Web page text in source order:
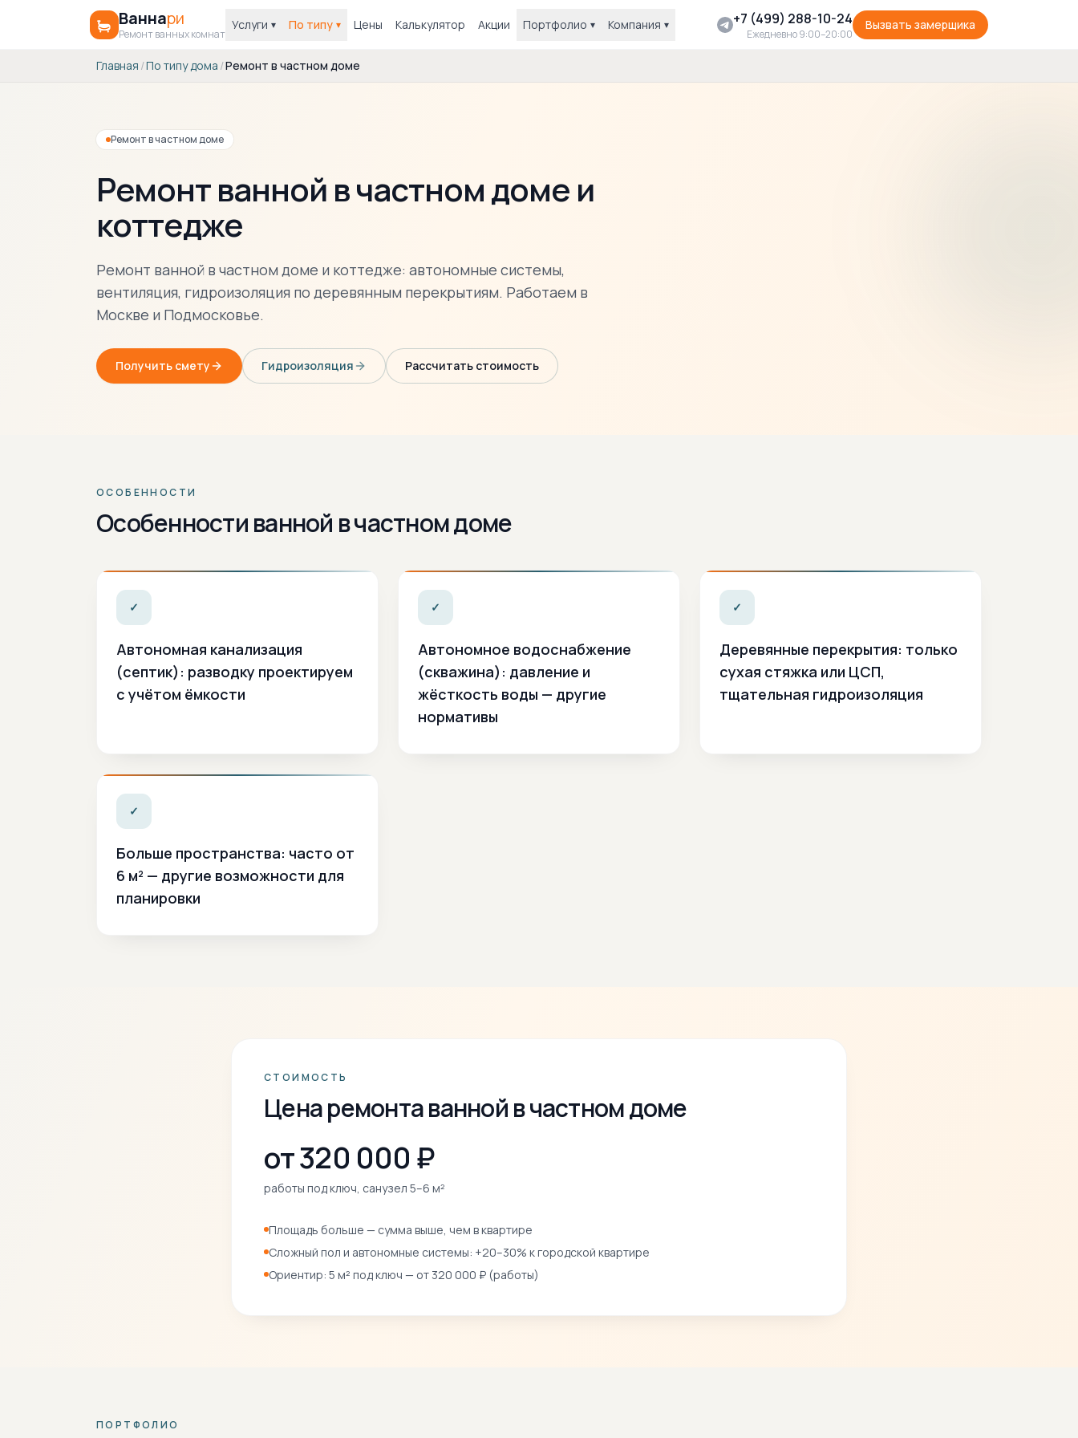
Ваннари
Ремонт ванных комнат
Услуги ▾ По типу ▾ Цены Калькулятор Акции Портфолио ▾ Компания ▾ +7 (499) 288-10-24
Ежедневно 9:00–20:00
Вызвать замерщика
Главная /По типу дома /Ремонт в частном доме
Ремонт в частном доме
Ремонт ванной в частном доме и
коттедже
Ремонт ванной в частном доме и коттедже: автономные системы,
вентиляция, гидроизоляция по деревянным перекрытиям. Работаем в
Москве и Подмосковье.
Получить смету Гидроизоляция Рассчитать стоимость
ОСОБЕННОСТИ
Особенности ванной в частном доме
✓
Автономная канализация
(септик): разводку проектируем
с учётом ёмкости
✓
Автономное водоснабжение
(скважина): давление и
жёсткость воды — другие
нормативы
✓
Деревянные перекрытия: только
сухая стяжка или ЦСП,
тщательная гидроизоляция
✓
Больше пространства: часто от
6 м² — другие возможности для
планировки
СТОИМОСТЬ
Цена ремонта ванной в частном доме
от 320 000 ₽
работы под ключ, санузел 5–6 м²
Площадь больше — сумма выше, чем в квартире
Сложный пол и автономные системы: +20–30% к городской квартире
Ориентир: 5 м² под ключ — от 320 000 ₽ (работы)
ПОРТФОЛИО